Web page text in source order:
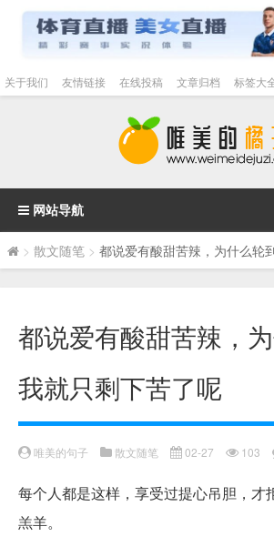
关于我们 友情链接 在线投稿 文章归档 标签大
网站导航
> 散文随笔 > 都说爱有酸甜苦辣，为什么轮
都说爱有酸甜苦辣，
我就只剩下苦了呢
唯美的句子 散文随笔 02-27 103
每个人都是这样，享受过提心吊胆，才
羔羊。